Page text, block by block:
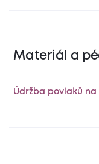
Materiál a
Údržba povlaků